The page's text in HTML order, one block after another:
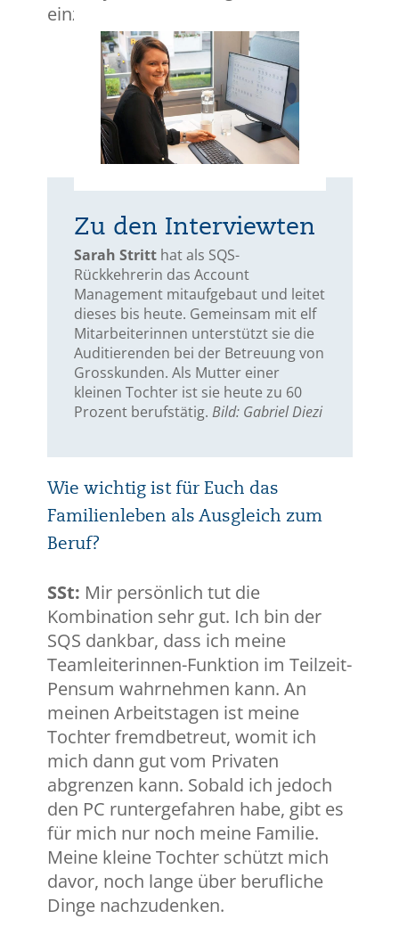
einzelne auch drei Tage.
Zu den Interviewten
Sarah Stritthat als SQS-
Rückkehrerin das Account
Management mitaufgebaut und leitet
dieses bis heute. Gemeinsam mit elf
Mitarbeiterinnen unterstützt sie die
Auditierenden bei der Betreuung von
Grosskunden. Als Mutter einer
kleinen Tochter ist sie heute zu 60
Prozent berufstätig. Bild: Gabriel Diezi
Wie wichtig ist für Euch das
Familienleben als Ausgleich zum
Beruf?
SSt: Mir persönlich tut die
Kombination sehr gut. Ich bin der
SQS dankbar, dass ich meine
Teamleiterinnen-Funktion im Teilzeit-
Pensum wahrnehmen kann. An
meinen Arbeitstagen ist meine
Tochter fremdbetreut, womit ich
mich dann gut vom Privaten
abgrenzen kann. Sobald ich jedoch
den PC runtergefahren habe, gibt es
für mich nur noch meine Familie.
Meine kleine Tochter schützt mich
davor, noch lange über berufliche
Dinge nachzudenken.